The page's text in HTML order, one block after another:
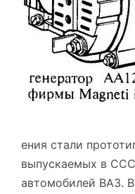
ения стали
выпускаемых в
автомобилей ВАЗ.